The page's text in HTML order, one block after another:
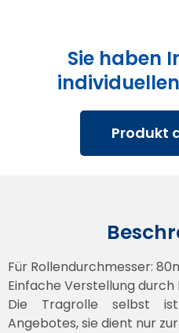
Sie haben
Produkt
Für Rollendurchmesser:
Einfache Verstellung
Die Tragrolle selbst
Angebotes, sie dient nur